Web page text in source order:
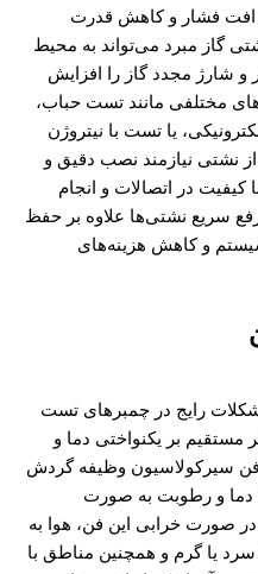
افت فشار و کاهش قدرت
گاز مبرد می‌تواند به محیط
شارژ مجدد گاز را افزایش
مختلفی مانند تست حباب،
یا تست با نیتروژن
نشتی نیازمند نصب دقیق و
کیفیت در اتصالات و انجام
سریع نشتی‌ها علاوه بر حفظ
و کاهش هزینه‌های
رایج در چمبرهای تست
مستقیم بر یکنواختی دما و
سیرکولاسیون وظیفه گردش
دما و رطوبت به صورت
صورت خرابی این فن، هوا به
یا گرم و همچنین مناطق با